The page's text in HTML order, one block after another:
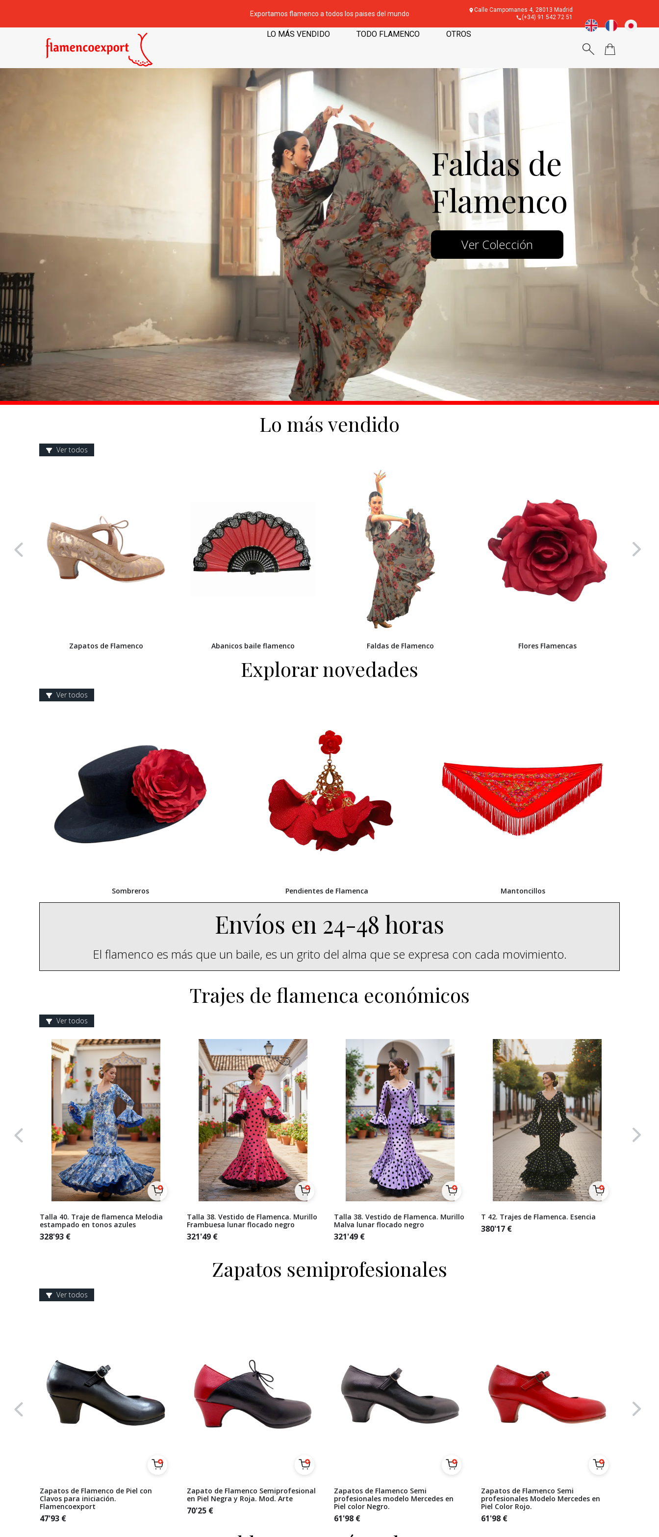
Exportamos flamenco a todos los paises del mundo
Calle Campomanes 4, 28013 Madrid
(+34) 91 542 72 51
LO MÁS VENDIDO TODO FLAMENCO OTROS
Lo más vendido
Ver todos
Zapatos de Flamenco Abanicos baile flamenco Faldas de Flamenco Flores Flamencas
Explorar novedades
Ver todos
Sombreros Pendientes de Flamenca Mantoncillos
Envíos en 24-48 horas
El flamenco es más que un baile, es un grito del alma que se expresa con cada movimiento.
Trajes de flamenca económicos
Ver todos
Talla 40. Traje de flamenca Melodia
estampado en tonos azules
328'93 €
Talla 38. Vestido de Flamenca. Murillo
Frambuesa lunar flocado negro
321'49 €
Talla 38. Vestido de Flamenca. Murillo
Malva lunar flocado negro
321'49 €
T 42. Trajes de Flamenca. Esencia
380'17 €
Zapatos semiprofesionales
Ver todos
Zapatos de Flamenco de Piel con
Clavos para iniciación.
Flamencoexport
47'93 €
Zapato de Flamenco Semiprofesional
en Piel Negra y Roja. Mod. Arte
70'25 €
Zapatos de Flamenco Semi
profesionales modelo Mercedes en
Piel color Negro.
61'98 €
Zapatos de Flamenco Semi
profesionales Modelo Mercedes en
Piel Color Rojo.
61'98 €